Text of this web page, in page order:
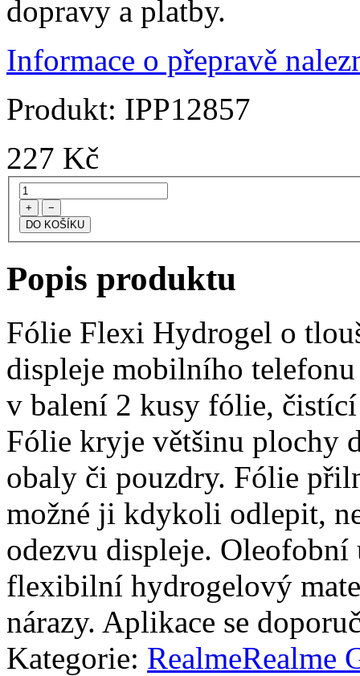
dopravy a platby.
Informace o přepravě
Produkt: IPP12857
227 Kč
+ −
Popis produktu
Fólie Flexi Hydrogel o
displeje mobilního
v balení 2 kusy fólie,
Fólie kryje většinu plochy
obaly či pouzdry. Fólie
možné ji kdykoli odlepit,
odezvu displeje.
flexibilní hydrogelový
nárazy. Aplikace se
Kategorie: RealmeRealme